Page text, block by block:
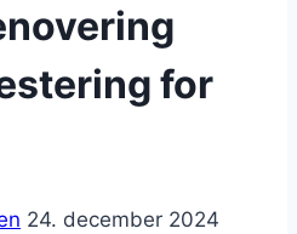
for
24. december 2024